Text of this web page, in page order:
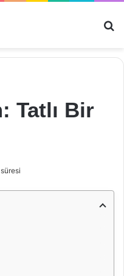
Tatlı Bir